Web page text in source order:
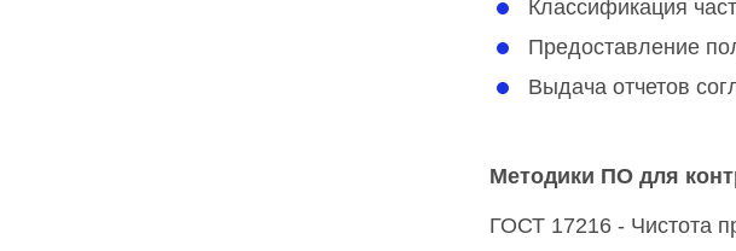
Классификация
Предоставление
Выдача отчетов
Методики ПО для
ГОСТ 17216 - Чистота